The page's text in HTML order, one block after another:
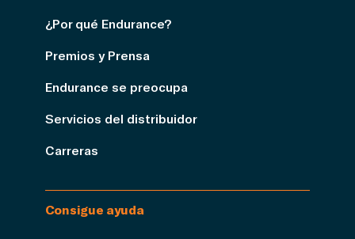
¿Por qué Endurance?
Premios y Prensa
Endurance se preocupa
Servicios del distribuidor
Carreras
Consigue ayuda